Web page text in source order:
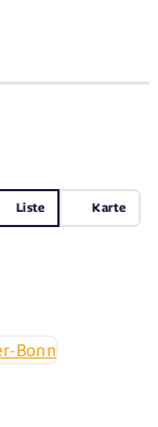
Liste Karte